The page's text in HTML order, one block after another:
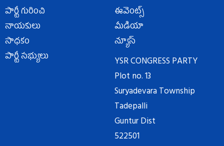
పార్టీ గురించి
నాయకులు
సాధకం
పార్టీ సభ్యులు
ఈవెంట్స్
మీడియా
న్యూస్
YSR CONGRESS PARTY
Plot no. 13
Suryadevara Township
Tadepalli
Guntur Dist
522501